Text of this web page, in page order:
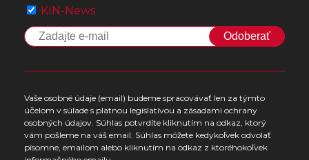
KIN-News
Odoberať
Vaše osobné údaje (email) budeme spracovávať len za týmto
účelom v súlade s platnou legislatívou a zásadami ochrany
osobných údajov. Súhlas potvrdíte kliknutím na odkaz, ktorý
vám pošleme na váš email. Súhlas môžete kedykoľvek odvolať
písomne, emailom alebo kliknutím na odkaz z ktoréhokoľvek